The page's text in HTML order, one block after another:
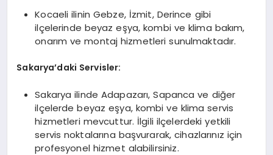
Kocaeli ilinin Gebze, İzmit, Derince gibi
ilçelerinde beyaz eşya, kombi ve klima bakım,
onarım ve montaj hizmetleri sunulmaktadır.
Sakarya’daki Servisler:
Sakarya ilinde Adapazarı, Sapanca ve diğer
ilçelerde beyaz eşya, kombi ve klima servis
hizmetleri mevcuttur. İlgili ilçelerdeki yetkili
servis noktalarına başvurarak, cihazlarınız için
profesyonel hizmet alabilirsiniz.